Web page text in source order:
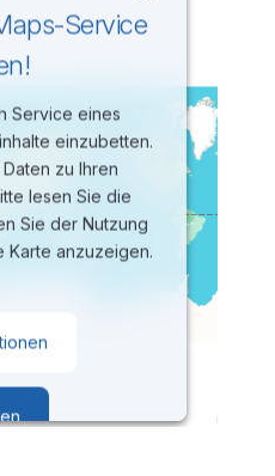
Service
Service eines
einzubetten.
zu Ihren
lesen Sie die
Sie der Nutzung
anzuzeigen.